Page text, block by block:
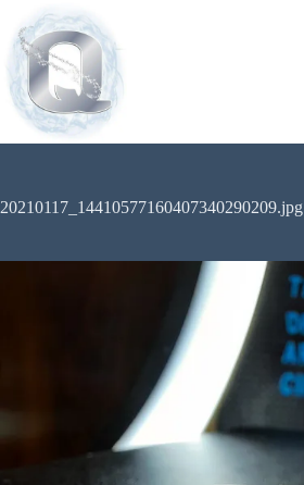
20210117_14410577160407340290209.jpg